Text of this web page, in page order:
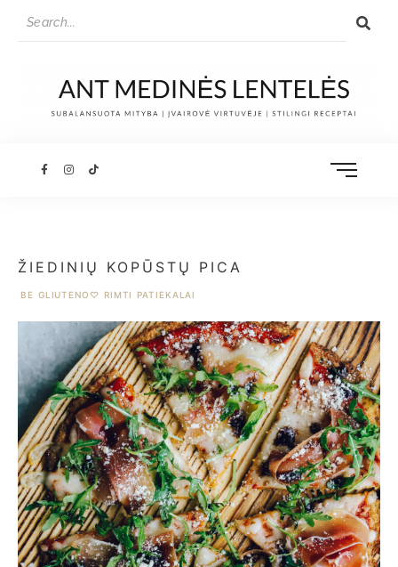
ŽIEDINIŲ KOPŪSTŲ PICA
BE GLIUTENO ♡ RIMTI PATIEKALAI